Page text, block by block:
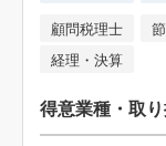
顧問税理士
経理・決算
得意業種・取